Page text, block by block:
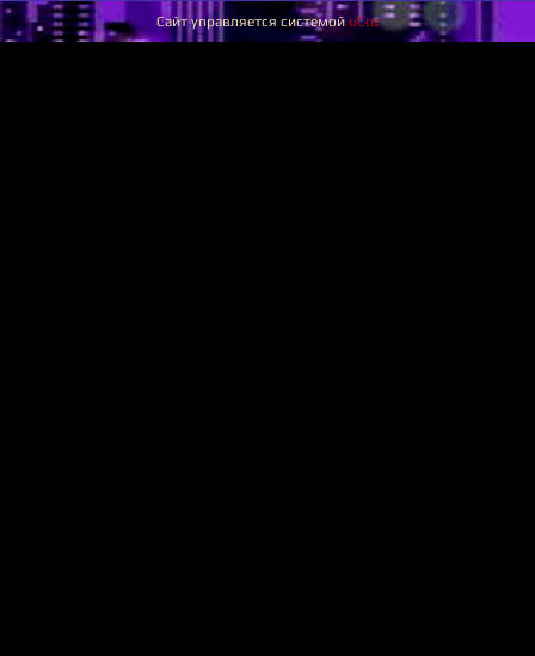
Сайт управляется системой uCoz